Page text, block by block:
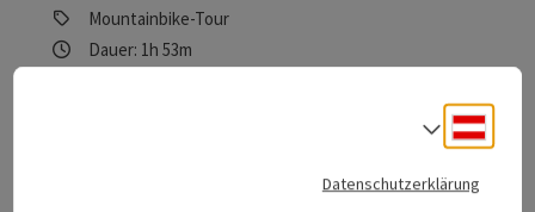
Mountainbike-Tour
Dauer: 1h 53m
Datenschutzerklärung